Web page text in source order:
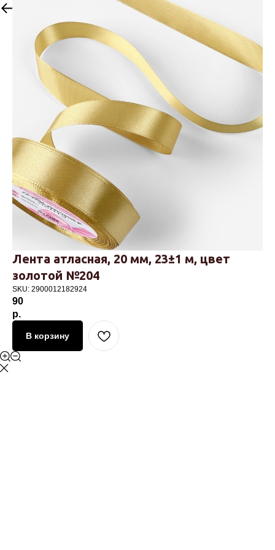
Назад
Лента атласная, 20 мм, 23±1 м, цвет
золотой №204
SKU: 2900012182924
90
р.
В корзину